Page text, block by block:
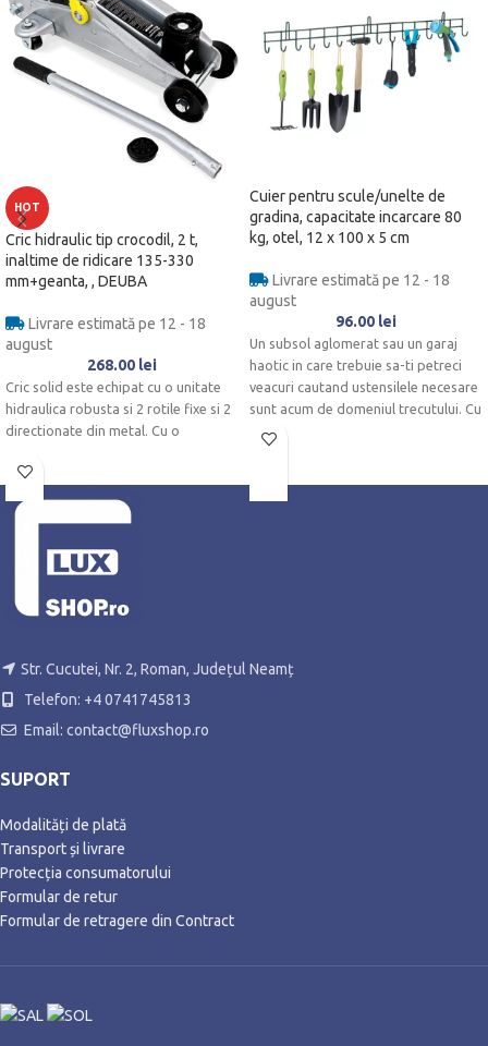
HOT
Cric hidraulic tip crocodil, 2 t,
inaltime de ridicare 135-330
mm+geanta, , DEUBA
Livrare estimată pe 12 - 18
august
268.00 lei
Cric solid este echipat cu o unitate
hidraulica robusta si 2 rotile fixe si 2
directionate din metal. Cu o
Cuier pentru scule/unelte de
gradina, capacitate incarcare 80
kg, otel, 12 x 100 x 5 cm
Livrare estimată pe 12 - 18
august
96.00 lei
Un subsol aglomerat sau un garaj
haotic in care trebuie sa-ti petreci
veacuri cautand ustensilele necesare
sunt acum de domeniul trecutului. Cu
16 carlige, suportul pentru unelte de
Str. Cucutei, Nr. 2, Roman, Județul Neamț
Telefon: +4 0741745813
Email: contact@fluxshop.ro
SUPORT
Modalități de plată
Transport și livrare
Protecția consumatorului
Formular de retur
Formular de retragere din Contract